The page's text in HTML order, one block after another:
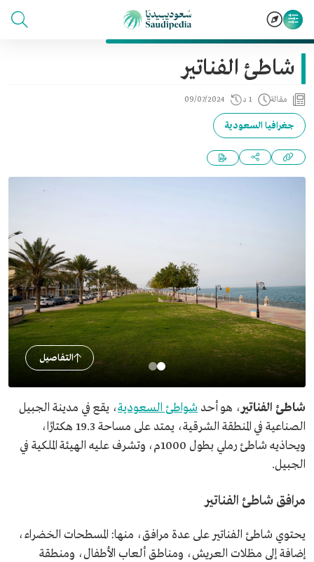
شاطئ الفناتير
مقالة 1 د 09/07/2024
جغرافيا السعودية
التفاصيل
شاطئ الفناتير، هو أحد شواطئ السعودية، يقع في مدينة الجبيل
الصناعية في المنطقة الشرقية، يمتد على مساحة 19.3 هكتارًا،
ويحاذيه شاطئ رملي بطول 1000م، وتشرف عليه الهيئة الملكية في
الجبيل.
مرافق شاطئ الفناتير
يحتوي شاطئ الفناتير على عدة مرافق، منها: المسطحات الخضراء،
إضافة إلى مظلات العريش، ومناطق ألعاب الأطفال، ومنطقة